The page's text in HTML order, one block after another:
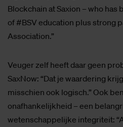
Blockchain at Saxion – who
of #BSV education plus strong
Association.”
Veuger zelf heeft daar geen
SaxNow: “Dat je waardering
misschien ook logisch.” Ook
onafhankelijkheid – een
wetenschappelijke integriteit: